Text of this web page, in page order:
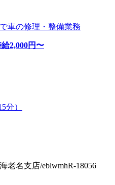
車の修理・整備業務
給2,000円〜
分）
老名支店/eblwmhR-18056